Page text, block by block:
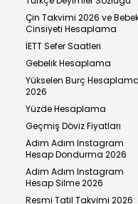
Çin Takvimi 2026 ve
Cinsiyeti Hesaplama
İETT Sefer Saatleri
Gebelik Hesaplama
Yükselen Burç Hesaplama
2026
Yüzde Hesaplama
Geçmiş Döviz Fiyatları
Adım Adım Instagram
Hesap Dondurma 2026
Adım Adım Instagram
Hesap Silme 2026
Resmi Tatil Takvimi 2026